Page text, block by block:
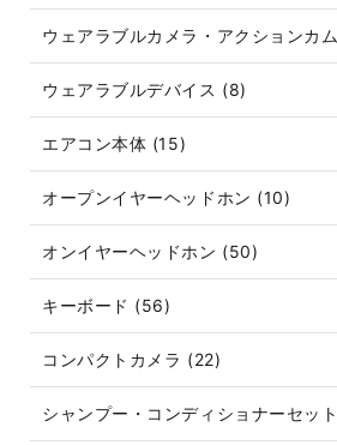
ウェアラブルカメラ・アクションカ
ウェアラブルデバイス (8)
エアコン本体 (15)
オープンイヤーヘッドホン (10)
オンイヤーヘッドホン (50)
キーボード (56)
コンパクトカメラ (22)
シャンプー・コンディショナーセッ